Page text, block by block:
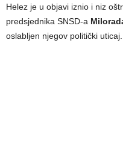
Helez je u objavi iznio i niz
predsjednika SNSD-a
oslabljen njegov politički uticaj.